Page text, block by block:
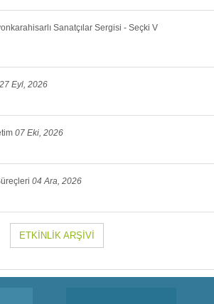
Sanatçılar Sergisi - Seçki V
27 Eyl, 2026
07 Eki, 2026
04 Ara, 2026
ETKİNLİK ARŞİVİ